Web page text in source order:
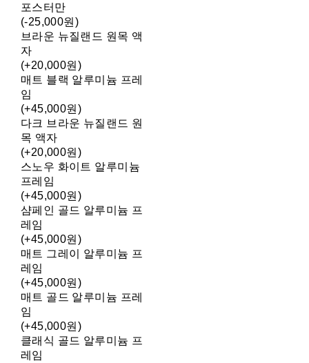
포스터만
(-25,000원)
브라운 뉴질랜드 원목 액
자
(+20,000원)
매트 블랙 알루미늄 프레
임
(+45,000원)
다크 브라운 뉴질랜드 원
목 액자
(+20,000원)
스노우 화이트 알루미늄
프레임
(+45,000원)
샴페인 골드 알루미늄 프
레임
(+45,000원)
매트 그레이 알루미늄 프
레임
(+45,000원)
매트 골드 알루미늄 프레
임
(+45,000원)
클래식 골드 알루미늄 프
레임